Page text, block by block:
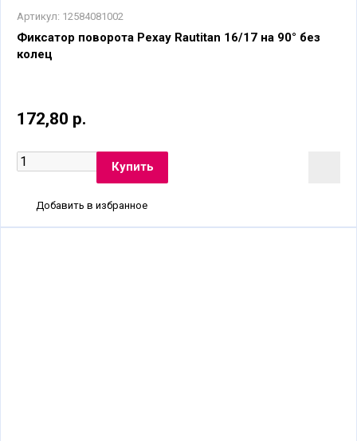
Артикул: 12584081002
Фиксатор поворота Рехау Rautitan 16/17 на 90° без
колец
172,80 р.
Добавить в избранное